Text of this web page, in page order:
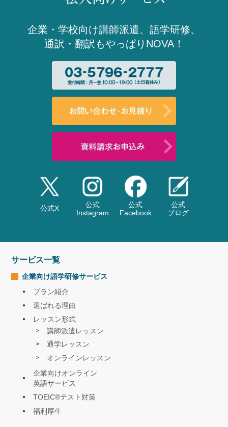
北海道防衛局 英会話研修
福岡県警察本部 通訳要員研修業務委託（英語）
通訳2023.04
経済産業省 令和5年度通訳業務（英語）
国際交流フェスティバル
スキージャンプ・ワールドカップ2023札幌大会
2022.12
相模原市（神奈川県）・乳幼児健診関係書類翻訳業務
農林水産消費安全技術センター OECD現地評価における日英通訳
オンラインセミナー「通訳者が教える英語力強化セミナー」開催
語学研修2022.08
陸上自衛隊幹部候補生学校 語学研修（受注）
語学研修2022.08
東京都教育庁 多言語体験講座（受注）
東京都練馬区 夏季イングリッシュキャンプ（受注）
北海道警察 社員研修（受注）
語学研修2022.07
語学研修2022.06
航空自衛隊春日基地 韓国語研修（受注）
2022.6
2022.5
陸上自衛隊・太平洋水陸両用指揮官シンポジウムに伴う通訳役務
プログラメイク×NOVA
│English camp!! 「夏季
イングリッシュキャンプ」
英語学習への意欲を高めるプログラム
企業・学校向け講師派遣、語学研修、
通訳・翻訳もやっぱりNOVA！
公式X
公式
Instagram
公式
Facebook
公式
ブログ
サービス一覧
企業向け語学研修サービス
プラン紹介
選ばれる理由
レッスン形式
講師派遣レッスン
通学レッスン
オンラインレッスン
企業向けオンライン
英語サービス
TOEIC®テスト対策
福利厚生